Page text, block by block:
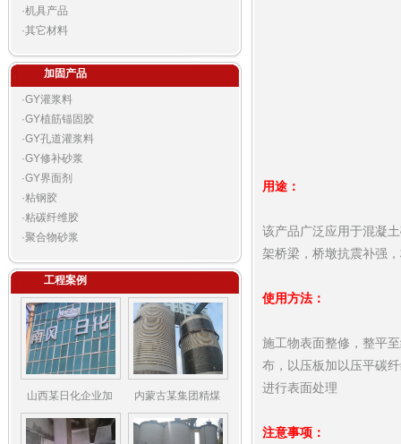
·机具产品
·其它材料
加固产品
·GY灌浆料
·GY植筋锚固胶
·GY孔道灌浆料
·GY修补砂浆
·GY界面剂
·粘钢胶
·粘碳纤维胶
·聚合物砂浆
工程案例
山西某日化企业加 内蒙古某集团精煤
用途：
该产品广泛应用于混凝
架桥梁，桥墩抗震补强
使用方法：
施工物表面整修，整平
布，以压板加以压平碳
进行表面处理
注意事项：